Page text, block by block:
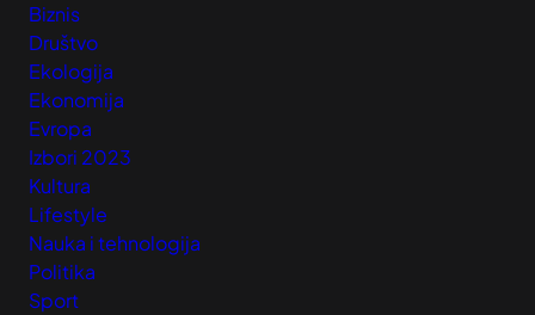
Biznis
Društvo
Ekologija
Ekonomija
Evropa
Izbori 2023
Kultura
Lifestyle
Nauka i tehnologija
Politika
Sport